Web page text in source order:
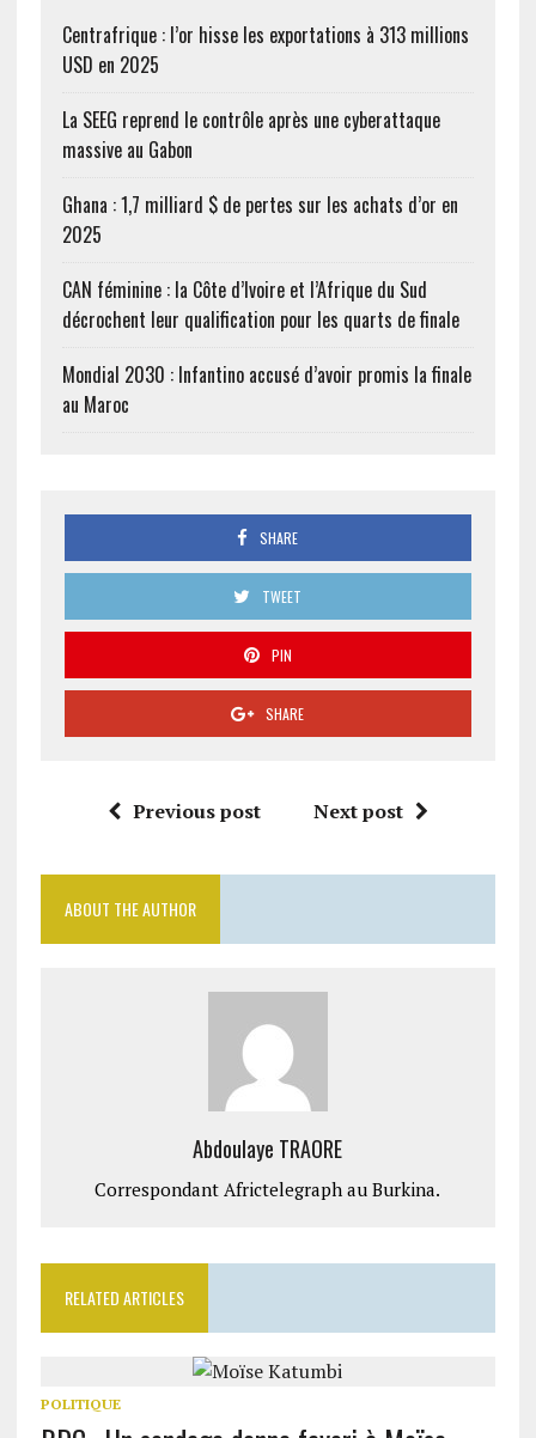
Centrafrique : l’or hisse les exportations à 313 millions
USD en 2025
La SEEG reprend le contrôle après une cyberattaque
massive au Gabon
Ghana : 1,7 milliard $ de pertes sur les achats d’or en
2025
CAN féminine : la Côte d’Ivoire et l’Afrique du Sud
décrochent leur qualification pour les quarts de finale
Mondial 2030 : Infantino accusé d’avoir promis la finale
au Maroc
SHARE
TWEET
PIN
SHARE
Previous post Next post
ABOUT THE AUTHOR
Abdoulaye TRAORE
Correspondant Africtelegraph au Burkina.
RELATED ARTICLES
POLITIQUE